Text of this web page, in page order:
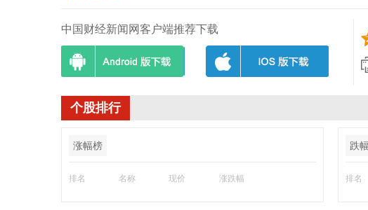
中国财经新闻网客户端推荐下载
个股排行
涨幅榜
排名 名称 现价 涨跌幅
跌
排名